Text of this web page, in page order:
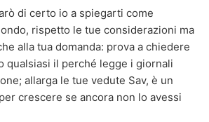
di certo io a spiegarti come
rispetto le tue considerazioni ma
alla tua domanda: prova a chiedere
qualsiasi il perché legge i giornali
allarga le tue vedute Sav, è un
crescere se ancora non lo avessi